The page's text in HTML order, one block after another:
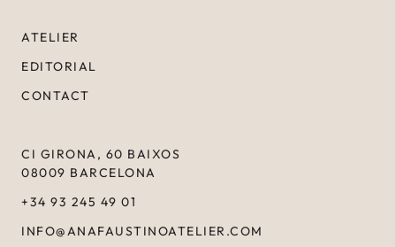
ATELIER
EDITORIAL
CONTACT
CI GIRONA, 60 BAIXOS
08009 BARCELONA
+34 93 245 49 01
INFO@ANAFAUSTINOATELIER.COM